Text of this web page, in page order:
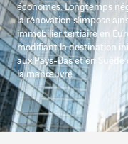
économes. Longtemps
la rénovation s’impose
immobilier tertiaire en
modifiant la destination
aux Pays-Bas et en
la manœuvre.